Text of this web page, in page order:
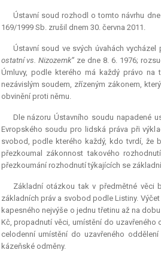
Ústavní soud rozhodl o tomto návrhu
169/1999 Sb. zrušil dnem 30. června 2011.
Ústavní soud ve svých úvahách vycházel
ostatní vs. Nizozemk“ ze dne 8. 6. 1976;
Úmluvy, podle kterého má každý právo na
nezávislým soudem, zřízeným zákonem,
obvinění proti němu.
Dle názoru Ústavního soudu napadené
Evropského soudu pro lidská práva při
svobod, podle kterého každý, kdo tvrdí, že
přezkoumal zákonnost takového
přezkoumání rozhodnutí týkajících se
Základní otázkou tak v předmětné věci
základních práv a svobod podle Listiny.
kapesného nejvýše o jednu třetinu až na
Kč, propadnutí věci, umístění do
celodenní umístění do uzavřeného
kázeňské odměny.